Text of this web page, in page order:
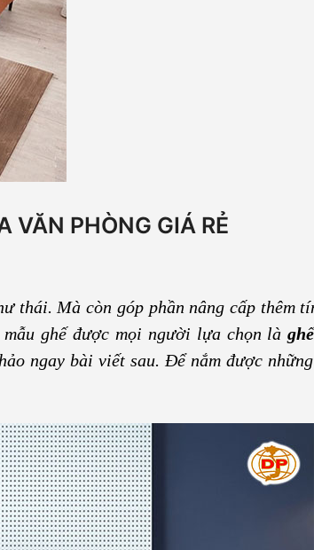
VĂN PHÒNG GIÁ RẺ
thái. Mà còn góp phần nâng cấp thêm
ghế được mọi người lựa chọn là
ngay bài viết sau. Để nắm được